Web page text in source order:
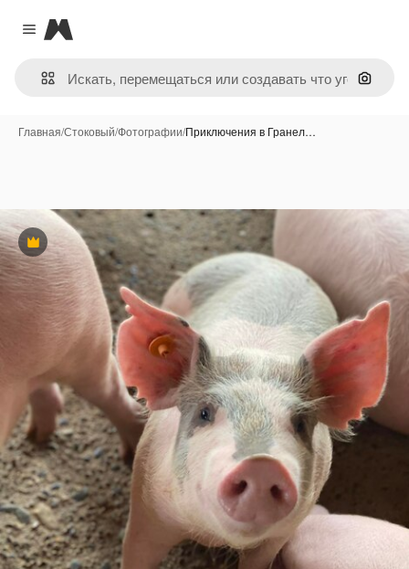
Close menu
Magnific
Поиск
Главная/Стоковый/Фотографии/Приключения в Гранел…
Премиум